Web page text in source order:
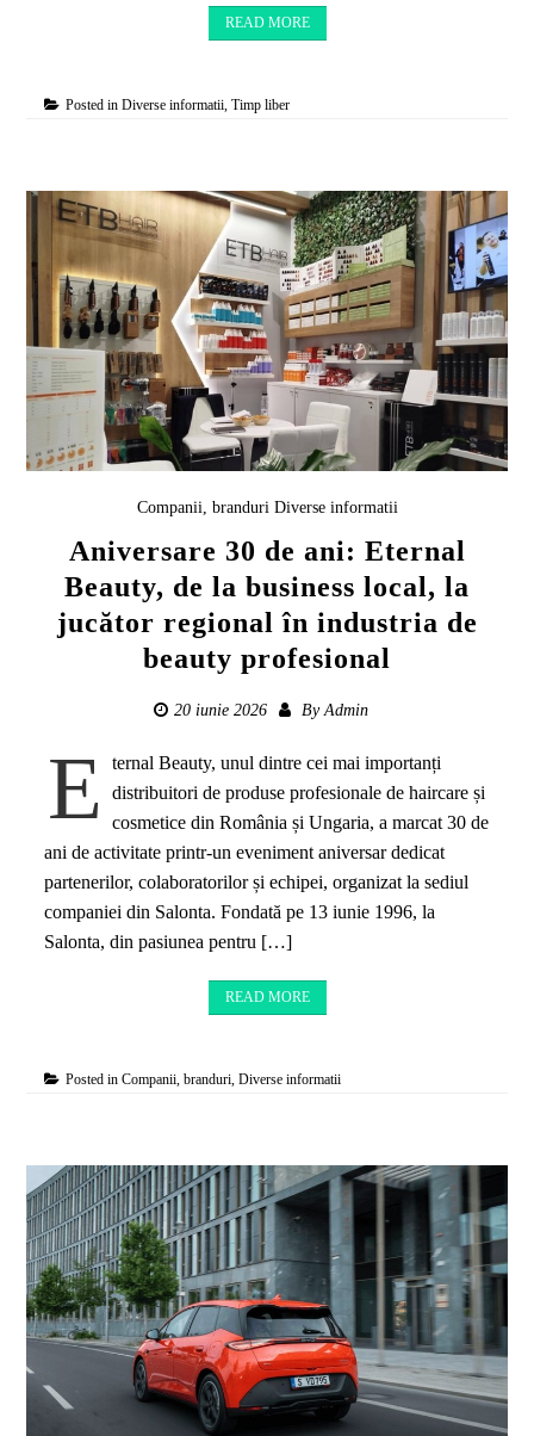
READ MORE
Posted inDiverse informatii ,Timp liber
Companii, branduri Diverse informatii
Aniversare 30 de ani: Eternal
Beauty, de la business local, la
jucător regional în industria de
beauty profesional
20 iunie 2026 ByAdmin
E
ternal Beauty, unul dintre cei mai importanți
distribuitori de produse profesionale de haircare și
cosmetice din România și Ungaria, a marcat 30 de
ani de activitate printr-un eveniment aniversar dedicat
partenerilor, colaboratorilor și echipei, organizat la sediul
companiei din Salonta. Fondată pe 13 iunie 1996, la
Salonta, din pasiunea pentru […]
READ MORE
Posted inCompanii, branduri,Diverse informatii